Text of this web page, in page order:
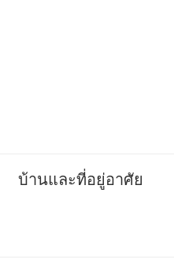
บ้านและที่อยู่อาศัย